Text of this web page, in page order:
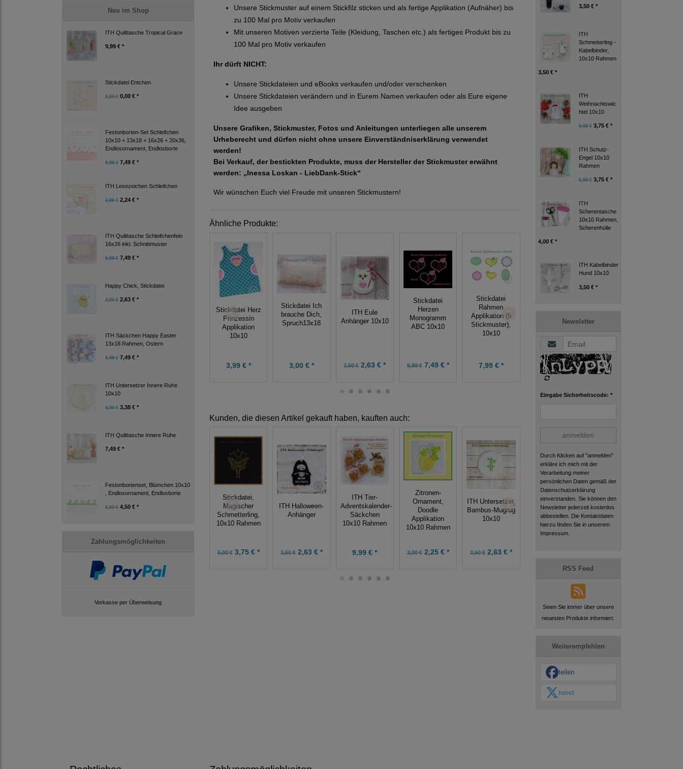
Neu im Shop
ITH Quilttasche Tropical Grace
9,99 € *
Stickdatei Entchen
3,50 € 0,00 € *
Festonborten-Set Schleifchen
10x10 + 13x18 + 16x26 + 20x36,
Endlosornament, Endlosborte
9,99 € 7,49 € *
ITH Lesezeichen Schleifchen
2,99 € 2,24 € *
ITH Quilttasche Schleifchenfein
16x26 inkl. Schnittmuster
9,99 € 7,49 € *
Happy Chick, Stickdatei
3,50 € 2,63 € *
ITH Säckchen Happy Easter
13x18 Rahmen, Ostern
9,99 € 7,49 € *
ITH Untersetzer Innere Ruhe
10x10
4,50 € 3,38 € *
ITH Quilttasche Innere Ruhe
7,49 € *
Festonbortenset, Blümchen 10x10
, Endlosornament, Endlosborte
6,00 € 4,50 € *
Zahlungsmöglichkeiten
Vorkasse per Überweisung
Unsere Stickmuster auf einem Stickfilz sticken und als fertige Applikation (Aufnäher) bis
zu 100 Mal pro Motiv verkaufen
Mit unseren Motiven verzierte Teile (Kleidung, Taschen etc.) als fertiges Produkt bis zu
100 Mal pro Motiv verkaufen
Ihr dürft NICHT:
Unsere Stickdateien und eBooks verkaufen und/oder verschenken
Unsere Stickdateien verändern und in Eurem Namen verkaufen oder als Eure eigene
Idee ausgeben
Unsere Grafiken, Stickmuster, Fotos und Anleitungen unterliegen alle unserem
Urheberecht und dürfen nicht ohne unsere Einverständniserklärung verwendet
werden!
Bei Verkauf, der bestickten Produkte, muss der Hersteller der Stickmuster erwähnt
werden: „Inessa Loskan - LiebDank-Stick“
Wir wünschen Euch viel Freude mit unseren Stickmustern!
Ähnliche Produkte:
Stickdatei Herz
Prinzessin
Applikation
10x10
3,99 € *
Stickdatei Ich
brauche Dich,
Spruch13x18
3,00 € *
ITH Eule
Anhänger 10x10
3,50 €2,63 € *
Stickdatei
Herzen
Monogramm
ABC 10x10
9,99 €7,49 € *
Stickdatei
Rahmen
Applikation (6
Stickmuster),
10x10
7,99 € *
Muschel 10x10,
5,00 € * 5,99 €
Kunden, die diesen Artikel gekauft haben, kauften auch:
Stickdatei,
Magischer
Schmetterling,
10x10 Rahmen
5,00 €3,75 € *
ITH Halloween-
Anhänger
3,50 €2,63 € *
ITH Tier-
Adventskalender-
Säckchen
10x10 Rahmen
9,99 € *
Zitronen-
Ornament,
Doodle
Applikation
10x10 Rahmen
3,00 €2,25 € *
ITH Untersetzer,
Bambus-Mugrug
10x10
3,50 €2,63 € *
ITH Tic-Tac-
Toe-Set 13x18
Rahmen,
Ostern, Frühling
Zwei ITH Hasen
- Säckchen
13x18 Rahmen
3,50 € *
ITH
Schmetterling -
Kabelbinder,
10x10 Rahmen
3,50 € *
ITH
Weihnachtswic
htel 10x10
5,00 €3,75 € *
ITH Schutz-
Engel 10x10
Rahmen
5,00 €3,75 € *
ITH
Scherentasche
10x10 Rahmen,
Scherenhülle
4,00 € *
ITH Kabelbinder
Hund 10x10
3,50 € *
Newsletter
Eingabe Sicherheitscode: *
anmelden
Durch Klicken auf "anmelden"
erkläre ich mich mit der
Verarbeitung meiner
persönlichen Daten gemäß der
Datenschutzerklärung
einverstanden. Sie können den
Newsletter jederzeit kostenlos
abbestellen. Die Kontaktdaten
hierzu finden Sie in unserem
Impressum.
RSS Feed
Seien Sie immer über unsere
neuesten Produkte informiert.
Weiterempfehlen
teilen
tweet